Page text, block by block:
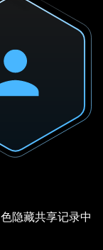
隐藏共享记录中